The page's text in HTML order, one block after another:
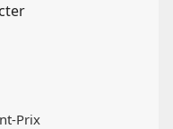
Prix